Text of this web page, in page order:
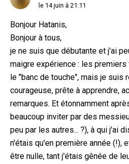
le 14 juin à 21:11
Bonjour Hatanis,
Bonjour à tous,
je ne suis que débutante et j'ai
maigre expérience : les premiers
le "banc de touche", mais je suis
courageuse, prête à apprendre,
remarques. Et étonnamment
beaucoup inviter par des
peu par les autres... ?), à qui j'ai
n'étais qu'en première année (!),
être nulle, tant j'étais gênée de